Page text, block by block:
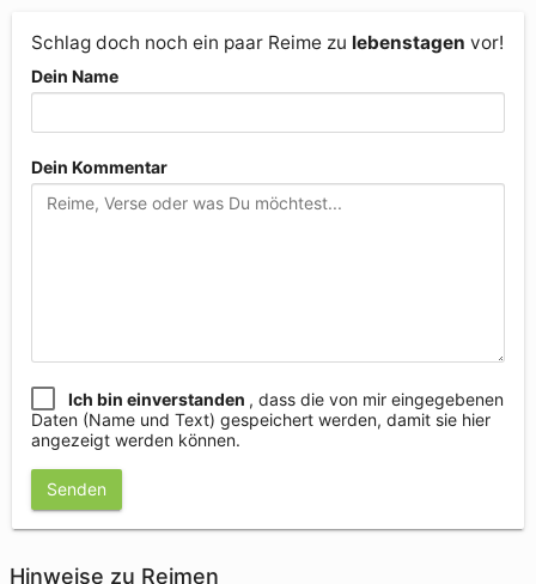
Schlag doch noch ein paar Reime zu lebenstagen vor!
Dein Name
Dein Kommentar
Ich bin einverstanden , dass die von mir eingegebenen
Daten (Name und Text) gespeichert werden, damit sie hier
angezeigt werden können.
Senden
Hinweise zu Reimen